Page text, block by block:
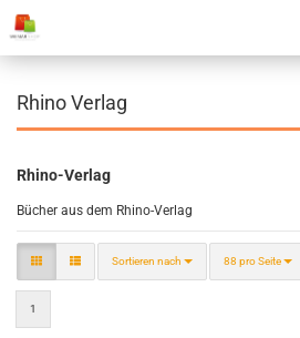
Rhino Verlag
Rhino-Verlag
Bücher aus dem Rhino-Verlag
Sortieren nach
Sortieren nach 88 pro Seite
pro Seite
1